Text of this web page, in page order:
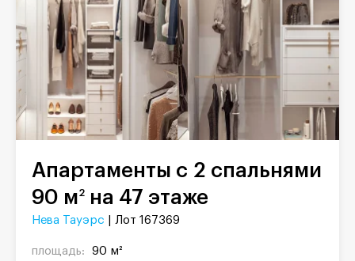
Апартаменты с 2 спальнями
90 м2 на 47 этаже
Нева Тауэрс | Лот 167369
площадь:
90 м²